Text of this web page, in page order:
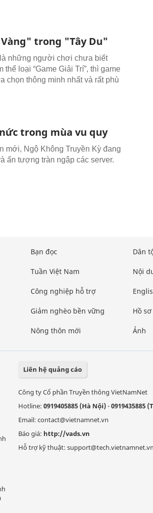
trong "Tây Du"
những người chơi chưa biết
loại “Game Giải Trí”, thì game
chọn thông minh nhất và rất phù
trong mùa vu quy
mới, Ngộ Không Truyền Kỳ đang
ấn tượng tràn ngập các server.
Bạn đọc
Tuần Việt Nam
Công nghiệp hỗ trợ
Giảm nghèo bền vững
Nông thôn mới
Dân
Nội
Hồ sơ
Ảnh
Liên hệ quảng cáo
Công ty Cổ phần Truyền thông VietNamNet
Hotline: 0919405885 (Hà Nội)-0919435885
Email: contact@vietnamnet.vn
Báo giá: http://vads.vn
Hỗ trợ kỹ thuật: support@tech.vietnamnet.vn